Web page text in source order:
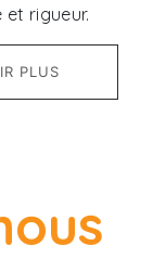
rigueur.
PLUS